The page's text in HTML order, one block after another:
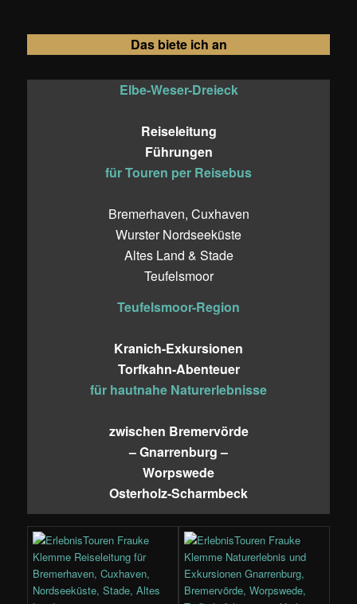
Das biete ich an
Elbe-Weser-Dreieck
Reiseleitung
Führungen
für Touren per Reisebus
Bremerhaven, Cuxhaven
Wurster Nordseeküste
Altes Land & Stade
Teufelsmoor
Teufelsmoor-Region
Kranich-Exkursionen
Torfkahn-Abenteuer
für hautnahe Naturerlebnisse
zwischen Bremervörde
– Gnarrenburg –
Worpswede
Osterholz-Scharmbeck